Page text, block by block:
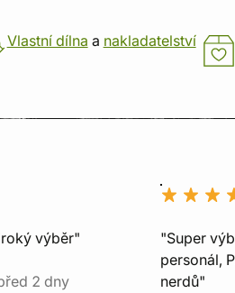
Vlastní dílna a nakladatelství
výběr"
2 dny
"Super
personál,
nerdů"